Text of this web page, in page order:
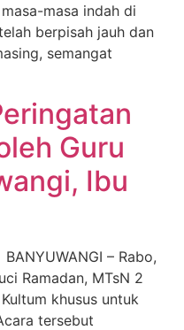
masa indah di
berpisah jauh dan
semangat
Guru
Ibu
– Rabo,
Ramadan, MTsN 2
khusus untuk
tersebut